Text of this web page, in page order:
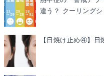
違う？ クーリング
【日焼け止め④】日